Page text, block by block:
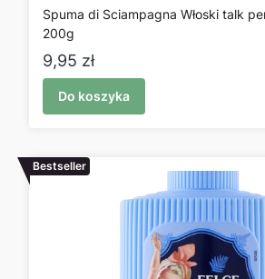
Spuma di Sciampagna Włoski talk
200g
Cena
9,95 zł
Do koszyka
Bestseller